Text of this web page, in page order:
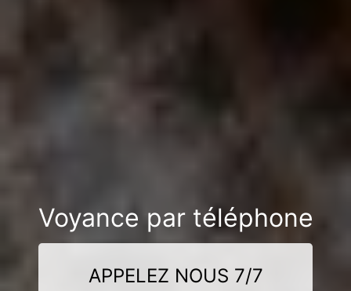
Voyance par téléphone
APPELEZ NOUS 7/7